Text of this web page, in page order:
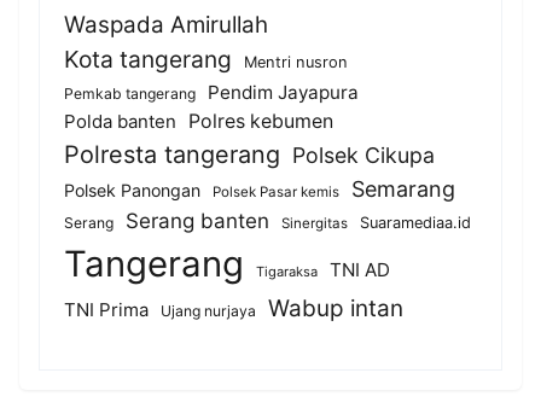
Waspada Amirullah
Kota tangerang
Mentri nusron
Pemkab tangerang
Pendim Jayapura
Polda banten
Polres kebumen
Polresta tangerang Polsek Cikupa
Polsek Panongan Polsek Pasar kemis Semarang
Serang Serang banten Sinergitas Suaramediaa.id
Tangerang Tigaraksa
TNI AD
TNI Prima
Ujang nurjaya Wabup intan